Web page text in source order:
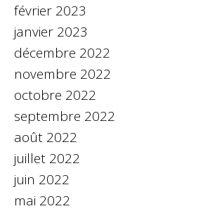
février 2023
janvier 2023
décembre 2022
novembre 2022
octobre 2022
septembre 2022
août 2022
juillet 2022
juin 2022
mai 2022